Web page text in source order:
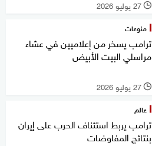
l 27 يوليو 2026
منوعات
ترامب يسخر من إعلاميين في عشاء
مراسلي البيت الأبيض
l 27 يوليو 2026
عالم
ترامب يربط استئناف الحرب على إيران
بنتائج المفاوضات